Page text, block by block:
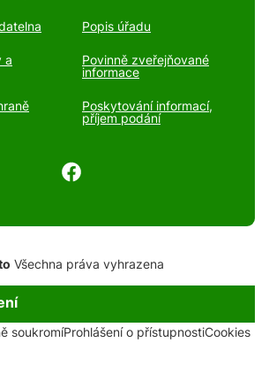
Popis úřadu
a
Povinně zveřejňované
informace
Poskytování informací,
příjem podání
Všechna práva vyhrazena
soukromíProhlášení o přístupnostiCookies